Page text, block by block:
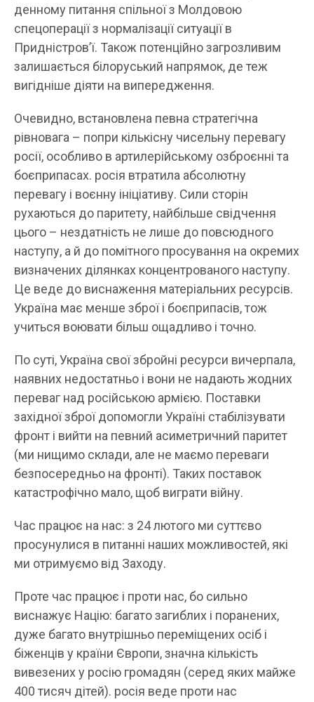
денному питання спільної з Молдовою
спецоперації з нормалізації ситуації в
Придністров’ї. Також потенційно загрозливим
залишається білоруський напрямок, де теж
вигідніше діяти на випередження.
Очевидно, встановлена певна стратегічна
рівновага – попри кількісну чисельну перевагу
росії, особливо в артилерійському озброєнні та
боєприпасах. росія втратила абсолютну
перевагу і воєнну ініціативу. Сили сторін
рухаються до паритету, найбільше свідчення
цього – нездатність не лише до повсюдного
наступу, а й до помітного просування на окремих
визначених ділянках концентрованого наступу.
Це веде до виснаження матеріальних ресурсів.
Україна має менше зброї і боєприпасів, тож
учиться воювати більш ощадливо і точно.
По суті, Україна свої збройні ресурси вичерпала,
наявних недостатньо і вони не надають жодних
переваг над російською армією. Поставки
західної зброї допомогли Україні стабілізувати
фронт і вийти на певний асиметричний паритет
(ми нищимо склади, але не маємо переваги
безпосередньо на фронті). Таких поставок
катастрофічно мало, щоб виграти війну.
Час працює на нас: з 24 лютого ми суттєво
просунулися в питанні наших можливостей, які
ми отримуємо від Заходу.
Проте час працює і проти нас, бо сильно
виснажує Націю: багато загиблих і поранених,
дуже багато внутрішньо переміщених осіб і
біженців у країни Європи, значна кількість
вивезених у росію громадян (серед яких майже
400 тисяч дітей). росія веде проти нас